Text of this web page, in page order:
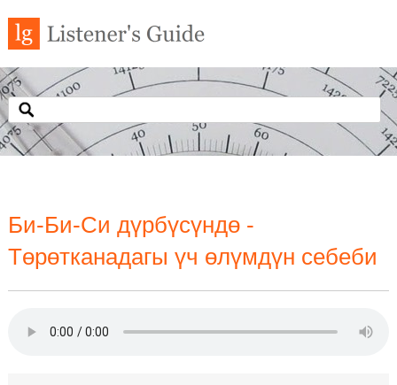
Би-Би-Си дүрбүсүндө -
Төрөтканадагы үч өлүмдүн себеби